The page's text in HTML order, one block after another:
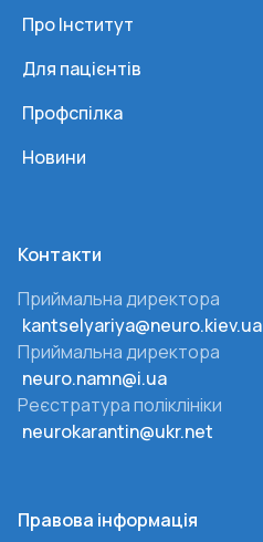
Про Інститут
Для пацієнтів
Профспілка
Новини
Контакти
Приймальна директора
kantselyariya@neuro.kiev.ua
Приймальна директора
neuro.namn@i.ua
Реєстратура поліклініки
neurokarantin@ukr.net
Правова інформація